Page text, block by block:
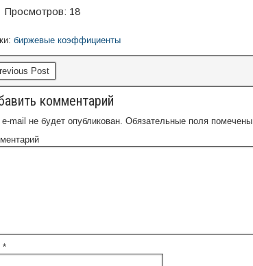
Просмотров: 18
биржевые коэффициенты
Post
комментарий
mail не будет опубликован. Обязательные поля помечены
*